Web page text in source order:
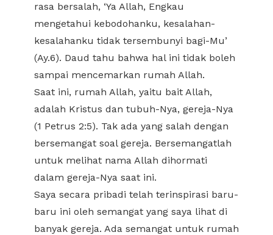
rasa bersalah, ‘Ya Allah, Engkau
mengetahui kebodohanku, kesalahan-
kesalahanku tidak tersembunyi bagi-Mu’
(Ay.6). Daud tahu bahwa hal ini tidak boleh
sampai mencemarkan rumah Allah.
Saat ini, rumah Allah, yaitu bait Allah,
adalah Kristus dan tubuh-Nya, gereja-Nya
(1 Petrus 2:5). Tak ada yang salah dengan
bersemangat soal gereja. Bersemangatlah
untuk melihat nama Allah dihormati
dalam gereja-Nya saat ini.
Saya secara pribadi telah terinspirasi baru-
baru ini oleh semangat yang saya lihat di
banyak gereja. Ada semangat untuk rumah